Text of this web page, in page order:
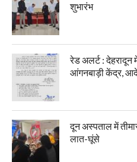
शुभारंभ
रेड अलर्ट :
आंगनबाड़ी केंद्र,
दून अस्पताल में
लात-घूंसे